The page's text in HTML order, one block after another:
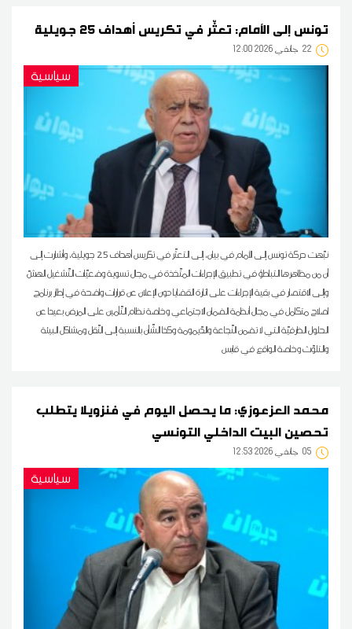
تونس إلى الأمام: تعثّر في تكريس أهداف 25 جويلية
22 12:00 2026 جانفي
سياسية
نبّهت حركة تونس إلى الأمام في بيان، إلى التعثّر في تكريس أهداف 25 جويلية، وأشارت إلى
أن من مظاهرها التباطؤ في تطبيق الإجراءات المتّخذة في مجال تسوية وضعيّات التّشغيل الهشّ
وإلى الاقتصار في بقية الإجراءات على اثارة القضايا دون الإعلان عن قرارات واضحة في إطار برنامج
اصلاح متكامل في مجال أنظمة الضمان الاجتماعي وخاصة نظام التّأمين على المرض بعيدا عن
الحلول الظرفيّة التي لا تضمن النّجاعة والدّيمومة وكذا الشّأن بالنسبة إلى النّقل ومشاكل البيئة
والتلوّث وخاصة الواقع في قابس
محمد العزعوزي: ما يحصل اليوم في فنزويلا يتطلب
تحصين البيت الداخلي التونسي
05 12:53 2026 جانفي
سياسية